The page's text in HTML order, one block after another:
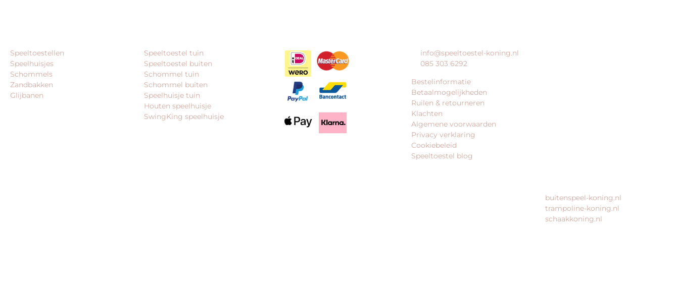
Speeltoestellen
Speelhuisjes
Schommels
Zandbakken
Glijbanen
Speeltoestel tuin
Speeltoestel buiten
Schommel tuin
Schommel buiten
Speelhuisje tuin
Houten speelhuisje
SwingKing speelhuisje
info@speeltoestel-koning.nl
085 303 6292
Bestelinformatie
Betaalmogelijkheden
Ruilen & retourneren
Klachten
Algemene voorwaarden
Privacy verklaring
Cookiebeleid
Speeltoestel blog
buitenspeel-koning.nl
trampoline-koning.nl
schaakkoning.nl